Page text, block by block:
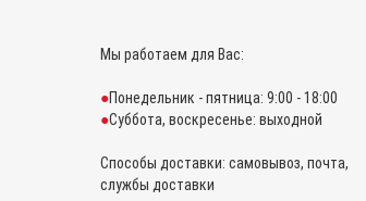
Мы работаем для Вас:
Понедельник - пятница: 9:00 - 18:00
Суббота, воскресенье: выходной
Способы доставки: самовывоз, почта,
службы доставки